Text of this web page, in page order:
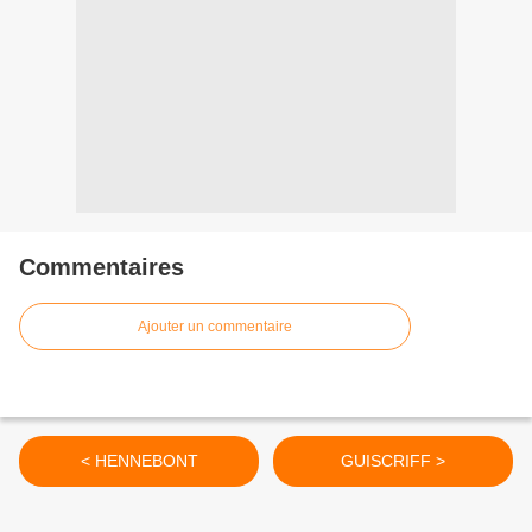
Commentaires
Ajouter un commentaire
< HENNEBONT GUISCRIFF >